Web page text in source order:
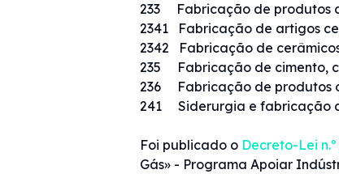
233 Fabricação de produtos
2341 Fabricação de artigos
2342 Fabricação de
235 Fabricação de cimento,
236 Fabricação de produtos
241 Siderurgia e fabricação
Foi publicado o Decreto-Lei
Gás» - Programa Apoiar